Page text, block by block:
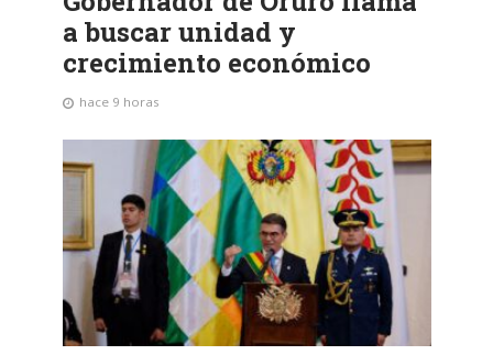
a buscar unidad y
crecimiento económico
hace 9 horas